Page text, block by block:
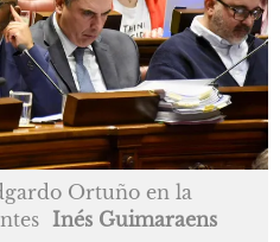
Ortuño en la
Inés Guimaraens